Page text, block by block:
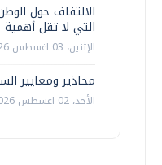
الالتفاف حول
التي لا تقل
الإثنين، 03 اغسطس 2026 10:00 ص
محاذير ومعايير
الأحد، 02 اغسطس 2026 11:09 ص